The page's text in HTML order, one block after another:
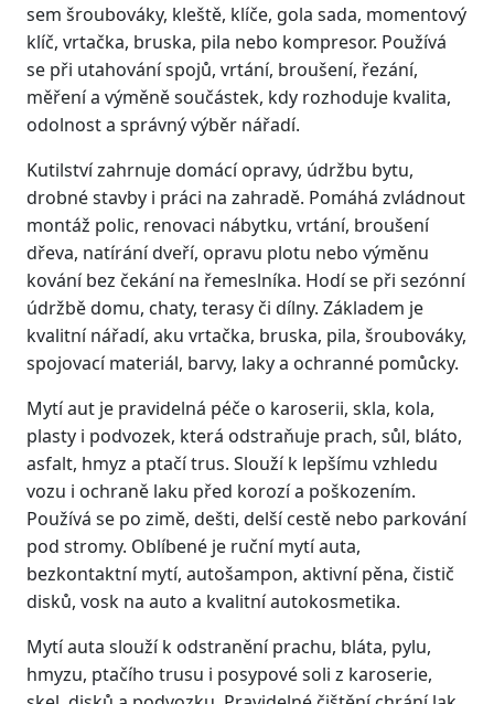
sem šroubováky, kleště, klíče, gola sada, momentový
klíč, vrtačka, bruska, pila nebo kompresor. Používá
se při utahování spojů, vrtání, broušení, řezání,
měření a výměně součástek, kdy rozhoduje kvalita,
odolnost a správný výběr nářadí.
Kutilství zahrnuje domácí opravy, údržbu bytu,
drobné stavby i práci na zahradě. Pomáhá zvládnout
montáž polic, renovaci nábytku, vrtání, broušení
dřeva, natírání dveří, opravu plotu nebo výměnu
kování bez čekání na řemeslníka. Hodí se při sezónní
údržbě domu, chaty, terasy či dílny. Základem je
kvalitní nářadí, aku vrtačka, bruska, pila, šroubováky,
spojovací materiál, barvy, laky a ochranné pomůcky.
Mytí aut je pravidelná péče o karoserii, skla, kola,
plasty i podvozek, která odstraňuje prach, sůl, bláto,
asfalt, hmyz a ptačí trus. Slouží k lepšímu vzhledu
vozu i ochraně laku před korozí a poškozením.
Používá se po zimě, dešti, delší cestě nebo parkování
pod stromy. Oblíbené je ruční mytí auta,
bezkontaktní mytí, autošampon, aktivní pěna, čistič
disků, vosk na auto a kvalitní autokosmetika.
Mytí auta slouží k odstranění prachu, bláta, pylu,
hmyzu, ptačího trusu i posypové soli z karoserie,